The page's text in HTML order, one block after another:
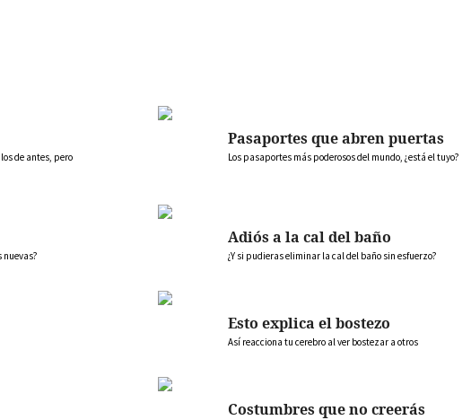
de antes, pero
Pasaportes que abren puertas
Los pasaportes más poderosos del mundo, ¿está el tuyo?
nuevas?
Adiós a la cal del baño
¿Y si pudieras eliminar la cal del baño sin esfuerzo?
Esto explica el bostezo
Así reacciona tu cerebro al ver bostezar a otros
Costumbres que no creerás